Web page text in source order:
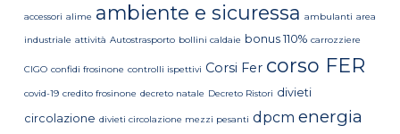
accessori alime ambiente e sicuressa ambulanti area
industriale attività Autostrasporto bollini caldaie bonus 110% carrozziere
CIGO confidi frosinone controlli ispettivi Corsi Fer corso FER
covid-19 credito frosinone decreto natale Decreto Ristori divieti
circolazione divieti circolazione mezzi pesanti dpcm energia